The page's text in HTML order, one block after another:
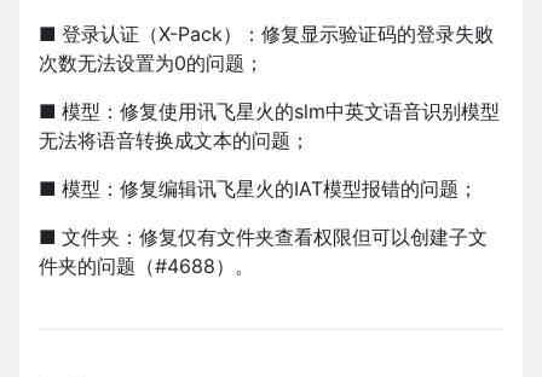
■ 登录认证（X-Pack）：修复显示验证码的登录失败
次数无法设置为0的问题；
■ 模型：修复使用讯飞星火的slm中英文语音识别模型
无法将语音转换成文本的问题；
■ 模型：修复编辑讯飞星火的IAT模型报错的问题；
■ 文件夹：修复仅有文件夹查看权限但可以创建子文
件夹的问题（#4688）。